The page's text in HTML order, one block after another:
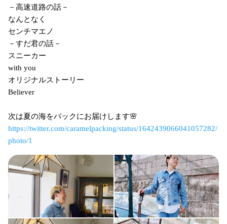
－高速道路の話－
なんとなく
センチマエノ
－すだ君の話－
スニーカー
with you
オリジナルストーリー
Believer
次は夏の海をバックにお届けします🌸
https://twitter.com/caramelpacking/status/1642439066041057282/
photo/1